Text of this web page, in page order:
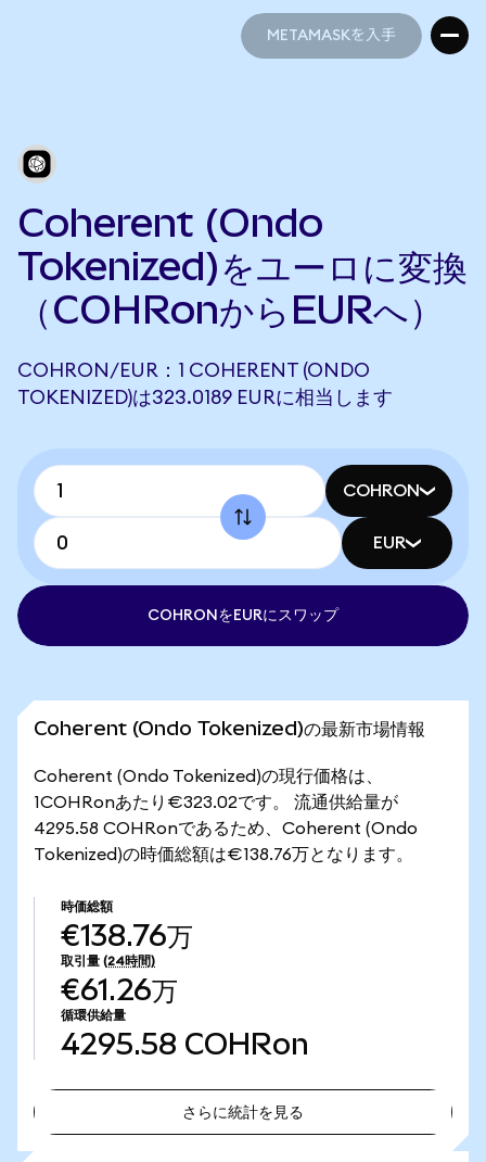
METAMASKを入手
Coherent (Ondo
Tokenized)をユーロに変換
（COHRonからEURへ）
COHRON/EUR：1 COHERENT (ONDO
TOKENIZED)は323.0189 EURに相当します
COHRON
EUR
COHRONをEURにスワップ
Coherent (Ondo Tokenized)の最新市場情報
Coherent (Ondo Tokenized)の現行価格は、
1COHRonあたり€323.02です。 流通供給量が
4295.58 COHRonであるため、Coherent (Ondo
Tokenized)の時価総額は€138.76万となります。
時価総額
€138.76万
取引量 (24時間)
€61.26万
循環供給量
4295.58 COHRon
さらに統計を見る